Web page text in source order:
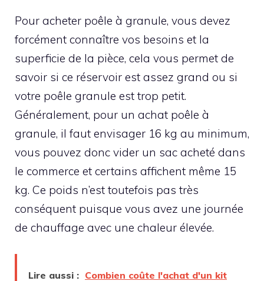
Pour acheter poêle à granule, vous devez
forcément connaître vos besoins et la
superficie de la pièce, cela vous permet de
savoir si ce réservoir est assez grand ou si
votre poêle granule est trop petit.
Généralement, pour un achat poêle à
granule, il faut envisager 16 kg au minimum,
vous pouvez donc vider un sac acheté dans
le commerce et certains affichent même 15
kg. Ce poids n’est toutefois pas très
conséquent puisque vous avez une journée
de chauffage avec une chaleur élevée.
Lire aussi : Combien coûte l'achat d'un kit